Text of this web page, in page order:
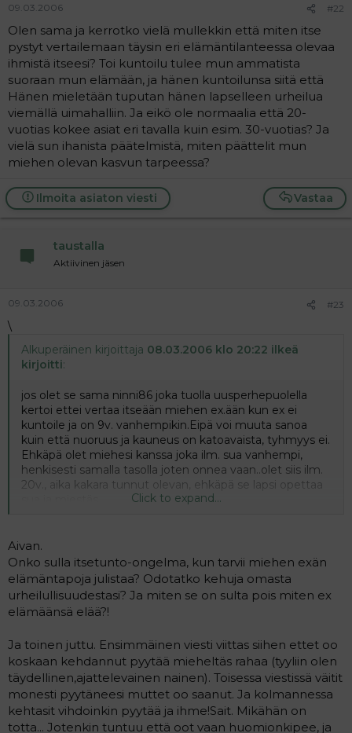
09.03.2006 #22
Olen sama ja kerrotko vielä mullekkin että miten itse
pystyt vertailemaan täysin eri elämäntilanteessa olevaa
ihmistä itseesi? Toi kuntoilu tulee mun ammatista
suoraan mun elämään, ja hänen kuntoilunsa siitä että
Hänen mieletään tuputan hänen lapselleen urheilua
viemällä uimahalliin. Ja eikö ole normaalia että 20-
vuotias kokee asiat eri tavalla kuin esim. 30-vuotias? Ja
vielä sun ihanista päätelmistä, miten päättelit mun
miehen olevan kasvun tarpeessa?
Vastaa
Ilmoita asiaton viesti
taustalla
Aktiivinen jäsen
09.03.2006 #23
\
Alkuperäinen kirjoittaja 08.03.2006 klo 20:22 ilkeä
kirjoitti:
jos olet se sama ninni86 joka tuolla uusperhepuolella
kertoi ettei vertaa itseään miehen ex.ään kun ex ei
kuntoile ja on 9v. vanhempikin.Eipä voi muuta sanoa
kuin että nuoruus ja kauneus on katoavaista, tyhmyys ei.
Ehkäpä olet miehesi kanssa joka ilm. sua vanhempi,
henkisesti samalla tasolla joten onnea vaan..olet siis ilm.
20v., aika kakara tunnut olevan, ehkäpä se lapsi opettaa
Click to expand...
Aivan.
Onko sulla itsetunto-ongelma, kun tarvii miehen exän
elämäntapoja julistaa? Odotatko kehuja omasta
urheilullisuudestasi? Ja miten se on sulta pois miten ex
elämäänsä elää?!
Ja toinen juttu. Ensimmäinen viesti viittas siihen ettet oo
koskaan kehdannut pyytää mieheltäs rahaa (tyyliin olen
täydellinen,ajattelevainen nainen). Toisessa viestissä väitit
monesti pyytäneesi muttet oo saanut. Ja kolmannessa
kehtasit vihdoinkin pyytää ja ihme!Sait. Mikähän on
totta... Jotenkin tuntuu että oot vaan huomionkipee, ja